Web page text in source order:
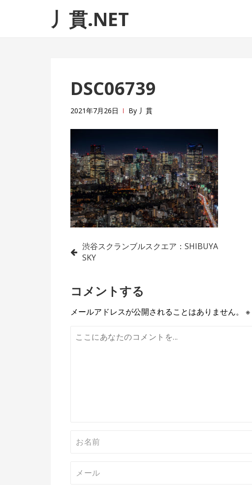
ゲ
テ丿貫.NET
DSC06739
2021年7月26日 By 丿貫
投
ナ
ビ
ー
渋谷スクランブルスクエア：SHIBUYA
SKY
コメントする
メールアドレスが公開されることはありません。 ※